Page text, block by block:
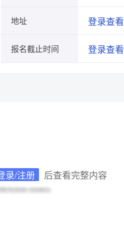
地址 登录查看
报名截止时间 登录查看
为2506-330803-
录/注册 后查看完整内容